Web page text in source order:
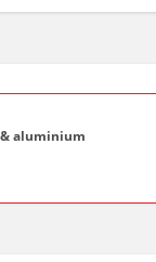
& aluminium